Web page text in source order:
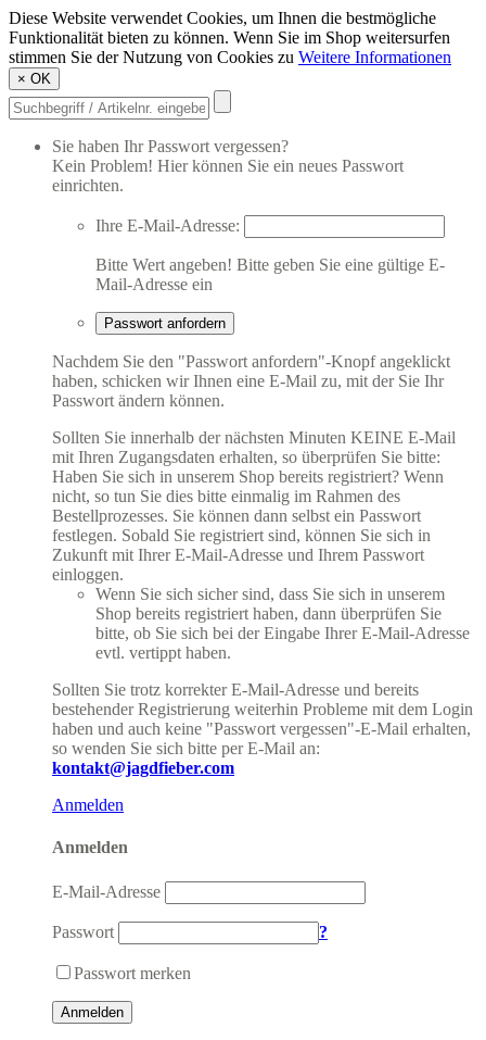
Diese Website verwendet Cookies, um Ihnen die bestmögliche
Funktionalität bieten zu können. Wenn Sie im Shop weitersurfen
stimmen Sie der Nutzung von Cookies zu Weitere Informationen
× OK
Sie haben Ihr Passwort vergessen?
Kein Problem! Hier können Sie ein neues Passwort
einrichten.
Ihre E-Mail-Adresse:
Bitte Wert angeben! Bitte geben Sie eine gültige E-
Mail-Adresse ein
Passwort anfordern
Nachdem Sie den "Passwort anfordern"-Knopf angeklickt
haben, schicken wir Ihnen eine E-Mail zu, mit der Sie Ihr
Passwort ändern können.
Sollten Sie innerhalb der nächsten Minuten KEINE E-Mail
mit Ihren Zugangsdaten erhalten, so überprüfen Sie bitte:
Haben Sie sich in unserem Shop bereits registriert? Wenn
nicht, so tun Sie dies bitte einmalig im Rahmen des
Bestellprozesses. Sie können dann selbst ein Passwort
festlegen. Sobald Sie registriert sind, können Sie sich in
Zukunft mit Ihrer E-Mail-Adresse und Ihrem Passwort
einloggen.
Wenn Sie sich sicher sind, dass Sie sich in unserem
Shop bereits registriert haben, dann überprüfen Sie
bitte, ob Sie sich bei der Eingabe Ihrer E-Mail-Adresse
evtl. vertippt haben.
Sollten Sie trotz korrekter E-Mail-Adresse und bereits
bestehender Registrierung weiterhin Probleme mit dem Login
haben und auch keine "Passwort vergessen"-E-Mail erhalten,
so wenden Sie sich bitte per E-Mail an:
kontakt@jagdfieber.com
Anmelden
Anmelden
E-Mail-Adresse
Passwort ?
Passwort merken
Anmelden